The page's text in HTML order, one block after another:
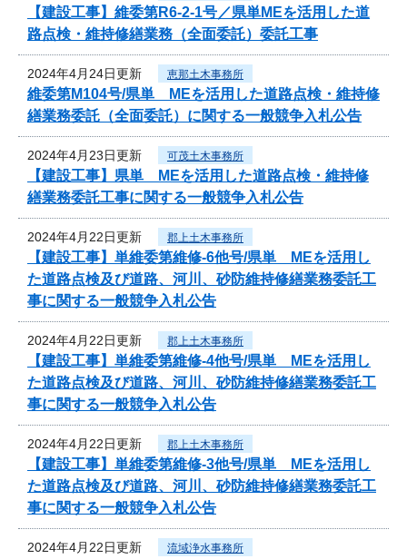
【建設工事】維委第R6-2-1号／県単MEを活用した道
路点検・維持修繕業務（全面委託）委託工事
2024年4月24日更新 恵那土木事務所
維委第M104号/県単 MEを活用した道路点検・維持修
繕業務委託（全面委託）に関する一般競争入札公告
2024年4月23日更新 可茂土木事務所
【建設工事】県単 MEを活用した道路点検・維持修
繕業務委託工事に関する一般競争入札公告
2024年4月22日更新 郡上土木事務所
【建設工事】単維委第維修‐6他号/県単 MEを活用し
た道路点検及び道路、河川、砂防維持修繕業務委託工
事に関する一般競争入札公告
2024年4月22日更新 郡上土木事務所
【建設工事】単維委第維修‐4他号/県単 MEを活用し
た道路点検及び道路、河川、砂防維持修繕業務委託工
事に関する一般競争入札公告
2024年4月22日更新 郡上土木事務所
【建設工事】単維委第維修‐3他号/県単 MEを活用し
た道路点検及び道路、河川、砂防維持修繕業務委託工
事に関する一般競争入札公告
2024年4月22日更新 流域浄水事務所